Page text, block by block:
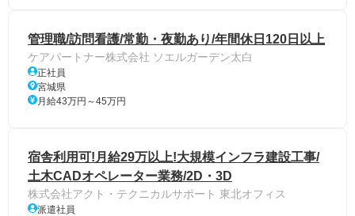
管理職/訪問看護/常勤・夜勤あり/年間休日120日以上
ケアパートナー株式会社 ソエルガーデン太白
正社員
宮城県
月給43万円～45万円
宿舎利用可!月給29万以上!大規模インフラ建設工事/
土木CADオペレーター業務/2D・3D
株式会社アクト・テクニカルサポート 東北オフィス
派遣社員